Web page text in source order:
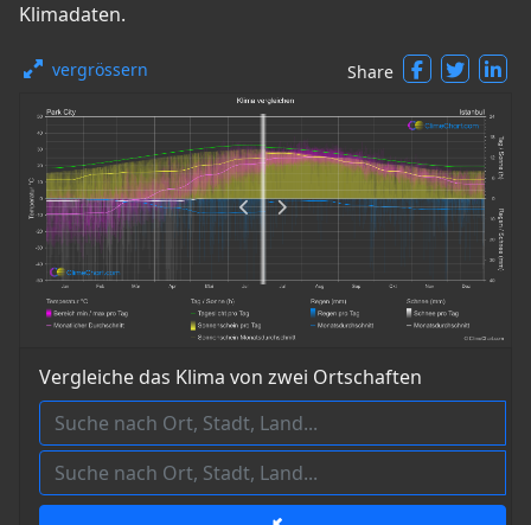
Klimadaten.
vergrössern Share
Vergleiche das Klima von zwei Ortschaften